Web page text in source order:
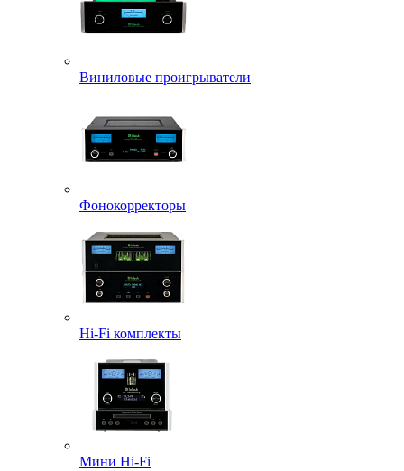
Виниловые проигрыватели
Фонокорректоры
Hi-Fi комплекты
Мини Hi-Fi